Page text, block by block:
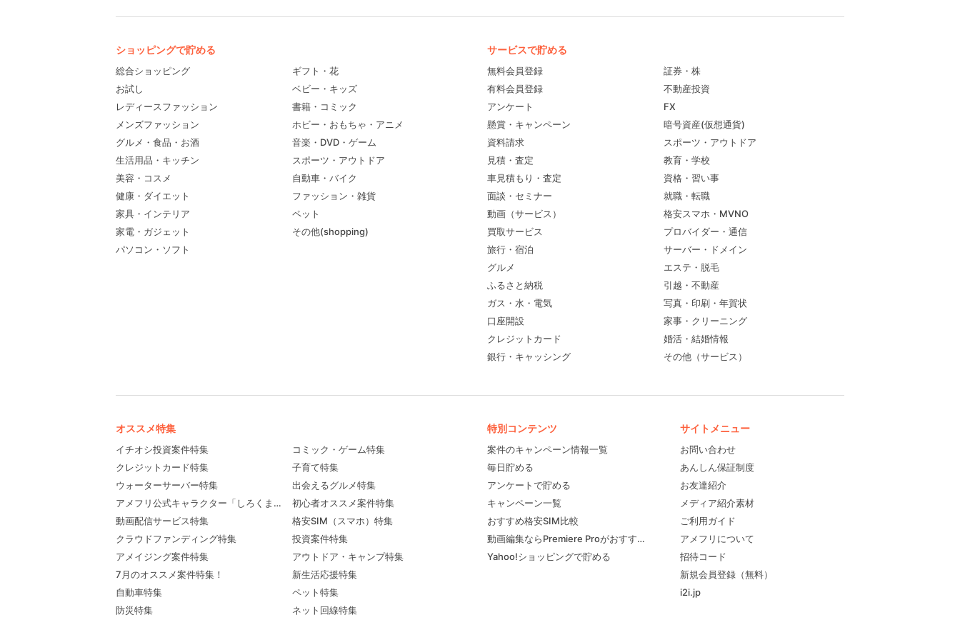
ショッピングで貯める
総合ショッピング
お試し
レディースファッション
メンズファッション
グルメ・食品・お酒
生活用品・キッチン
美容・コスメ
健康・ダイエット
家具・インテリア
家電・ガジェット
パソコン・ソフト
ギフト・花
ベビー・キッズ
書籍・コミック
ホビー・おもちゃ・アニメ
音楽・DVD・ゲーム
スポーツ・アウトドア
自動車・バイク
ファッション・雑貨
ペット
その他(shopping)
サービスで貯める
無料会員登録
有料会員登録
アンケート
懸賞・キャンペーン
資料請求
見積・査定
車見積もり・査定
面談・セミナー
動画（サービス）
買取サービス
旅行・宿泊
グルメ
ふるさと納税
ガス・水・電気
口座開設
クレジットカード
銀行・キャッシング
証券・株
不動産投資
FX
暗号資産(仮想通貨)
スポーツ・アウトドア
教育・学校
資格・習い事
就職・転職
格安スマホ・MVNO
プロバイダー・通信
サーバー・ドメイン
エステ・脱毛
引越・不動産
写真・印刷・年賀状
家事・クリーニング
婚活・結婚情報
その他（サービス）
オススメ特集
イチオシ投資案件特集
クレジットカード特集
ウォーターサーバー特集
アメフリ公式キャラクター「しろくま先輩」プロフィール
動画配信サービス特集
クラウドファンディング特集
アメイジング案件特集
7月のオススメ案件特集！
自動車特集
防災特集
コミック・ゲーム特集
子育て特集
出会えるグルメ特集
初心者オススメ案件特集
格安SIM（スマホ）特集
投資案件特集
アウトドア・キャンプ特集
新生活応援特集
ペット特集
ネット回線特集
特別コンテンツ
案件のキャンペーン情報一覧
毎日貯める
アンケートで貯める
キャンペーン一覧
おすすめ格安SIM比較
動画編集ならPremiere Proがおすすめ！
Yahoo!ショッピングで貯める
サイトメニュー
お問い合わせ
あんしん保証制度
お友達紹介
メディア紹介素材
ご利用ガイド
アメフリについて
招待コード
新規会員登録（無料）
i2i.jp